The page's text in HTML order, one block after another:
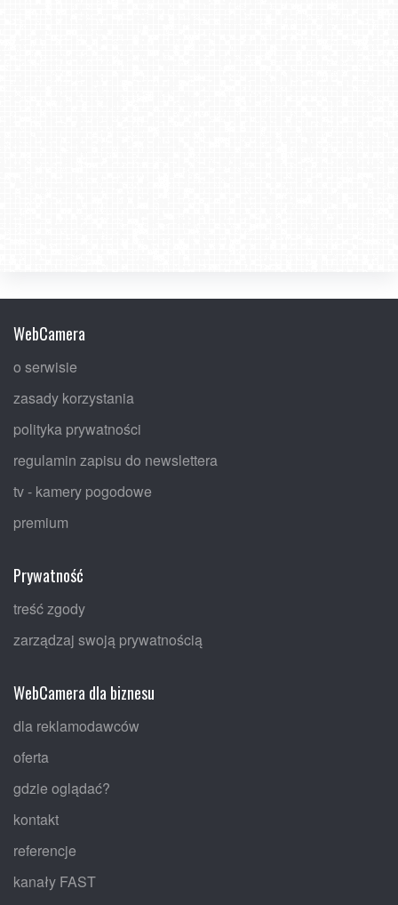
WebCamera
o serwisie
zasady korzystania
polityka prywatności
regulamin zapisu do newslettera
tv - kamery pogodowe
premium
Prywatność
treść zgody
zarządzaj swoją prywatnością
WebCamera dla biznesu
dla reklamodawców
oferta
gdzie oglądać?
kontakt
referencje
kanały FAST